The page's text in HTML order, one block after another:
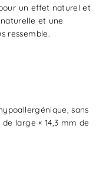
un effet naturel et
et une
ressemble.
sans
large × 14,3 mm de